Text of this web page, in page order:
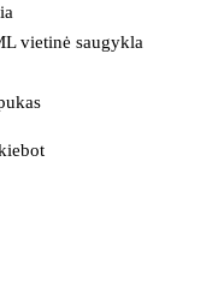
vietinė saugykla